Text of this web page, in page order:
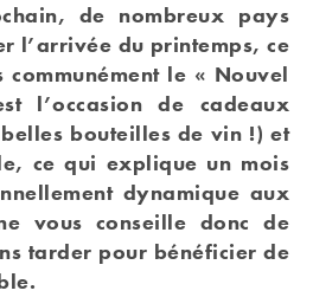
de nombreux pays
l’arrivée du printemps, ce
le « Nouvel
l’occasion de cadeaux
bouteilles de vin !) et
ce qui explique un mois
dynamique aux
vous conseille donc de
tarder pour bénéficier de